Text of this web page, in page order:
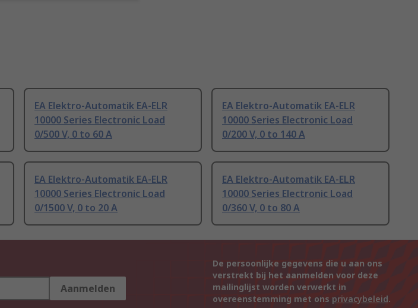
EA Elektro-Automatik EA-ELR
10000 Series Electronic Load
0/500 V, 0 to 60 A
EA Elektro-Automatik EA-ELR
10000 Series Electronic Load
0/200 V, 0 to 140 A
EA Elektro-Automatik EA-ELR
10000 Series Electronic Load
0/1500 V, 0 to 20 A
EA Elektro-Automatik EA-ELR
10000 Series Electronic Load
0/360 V, 0 to 80 A
Aanmelden
De persoonlijke gegevens die u aan ons
verstrekt bij het aanmelden voor deze
mailinglijst worden verwerkt in
overeenstemming met ons privacybeleid.